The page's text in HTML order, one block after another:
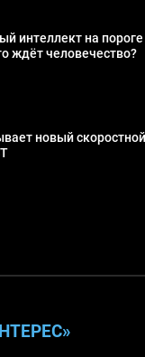
интеллект на пороге
ждёт человечество?
новый скоростной